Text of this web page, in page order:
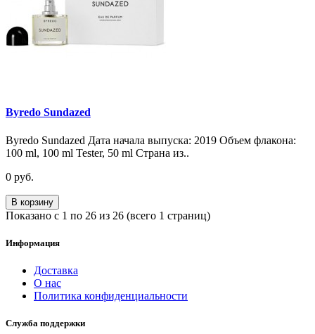
Byredo Sundazed
Byredo Sundazed Дата начала выпуска: 2019 Объем флакона:
100 ml, 100 ml Tester, 50 ml Страна из..
0 руб.
В корзину
Показано с 1 по 26 из 26 (всего 1 страниц)
Информация
Доставка
О нас
Политика конфиденциальности
Служба поддержки